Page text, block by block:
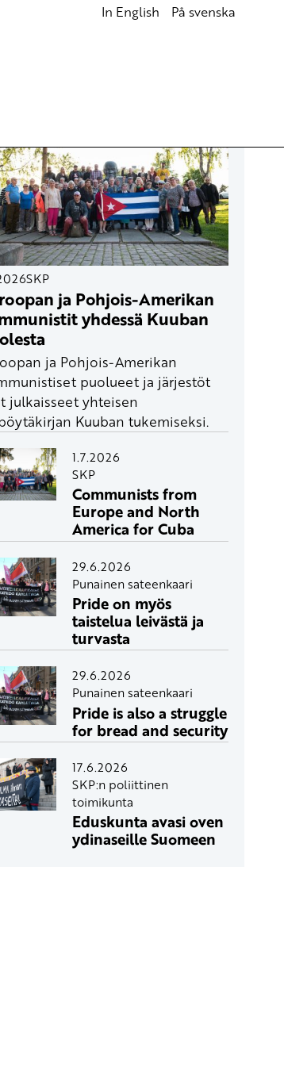
In English På svenska
SKP
ja Pohjois-Amerikan
yhdessä Kuuban
ja Pohjois-Amerikan
puolueet ja järjestöt
julkaisseet yhteisen
Kuuban tukemiseksi.
1.7.2026
SKP
Communists from
Europe and North
America for Cuba
29.6.2026
Punainen sateenkaari
Pride on myös
taistelua leivästä ja
turvasta
29.6.2026
Punainen sateenkaari
Pride is also a struggle
for bread and security
17.6.2026
SKP:n poliittinen
toimikunta
Eduskunta avasi oven
ydinaseille Suomeen